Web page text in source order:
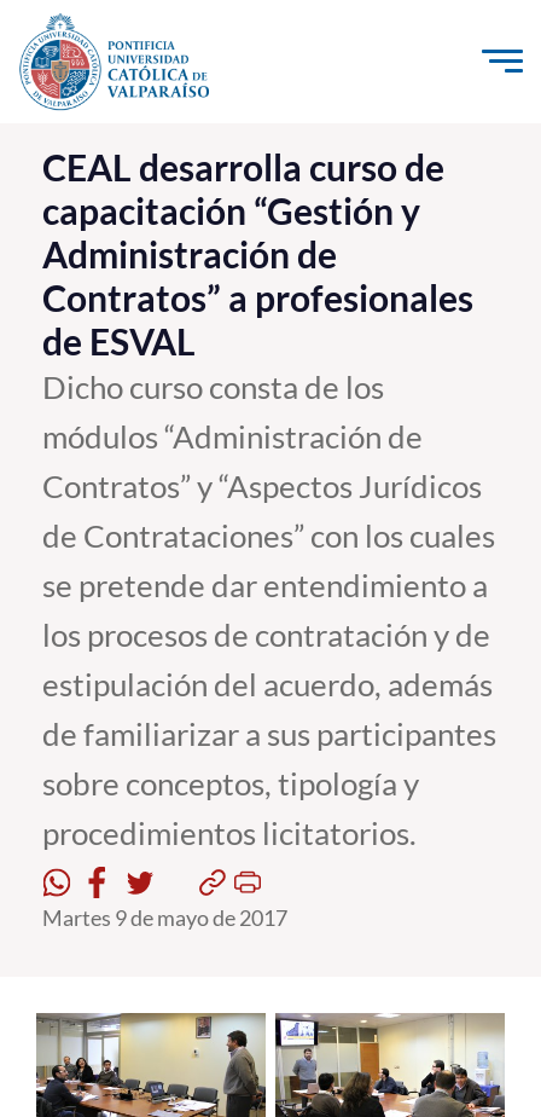
Click acá para ir directamente al contenido
La Universidad
Investigación, Creación e Innovación
PUCV Internacional
Vinculación con el Medio
Admisión
Pregrado
Postgrado
Formación Continua
Estudiantes
Académicos
Funcionarios
Alumni
English
CEAL desarrolla curso de
capacitación “Gestión y
Administración de
Contratos” a profesionales
de ESVAL
Dicho curso consta de los
módulos “Administración de
Contratos” y “Aspectos Jurídicos
de Contrataciones” con los cuales
se pretende dar entendimiento a
los procesos de contratación y de
estipulación del acuerdo, además
de familiarizar a sus participantes
sobre conceptos, tipología y
procedimientos licitatorios.
Martes 9 de mayo de 2017